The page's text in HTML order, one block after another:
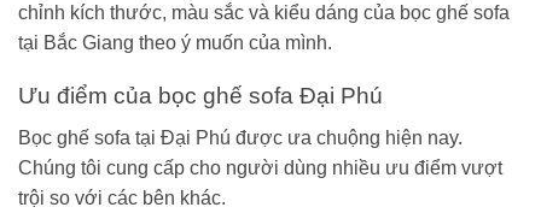
chỉnh kích thước, màu sắc và kiểu dáng của bọc ghế sofa
tại Bắc Giang theo ý muốn của mình.
Ưu điểm của bọc ghế sofa Đại Phú
Bọc ghế sofa tại Đại Phú được ưa chuộng hiện nay.
Chúng tôi cung cấp cho người dùng nhiều ưu điểm vượt
trội so với các bên khác.